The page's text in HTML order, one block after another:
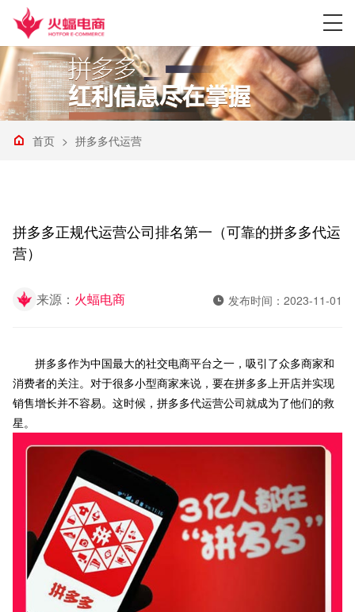
首页 > 拼多多代运营
拼多多正规代运营公司排名第一（可靠的拼多多代运
营）
来源： 火蝠电商 发布时间：2023-11-01
拼多多作为中国最大的社交电商平台之一，吸引了众多商家和
消费者的关注。对于很多小型商家来说，要在拼多多上开店并实现
销售增长并不容易。这时候，拼多多代运营公司就成为了他们的救
星。